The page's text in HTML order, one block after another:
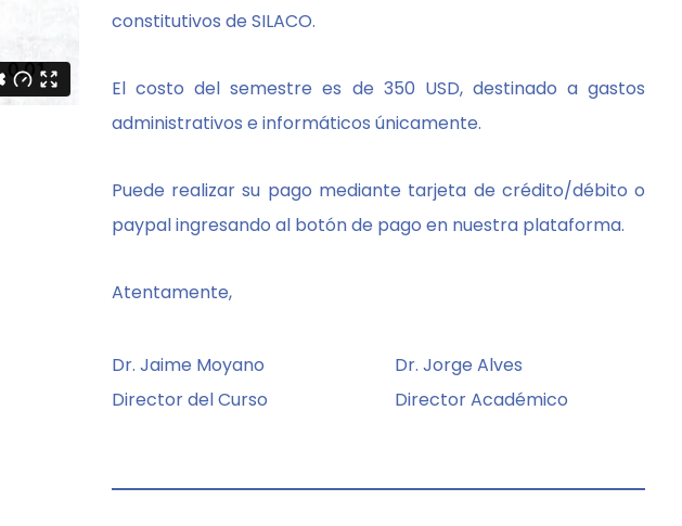
constitutivos de SILACO.
El costo del semestre es de 350 USD, destinado a gastos
administrativos e informáticos únicamente.
Puede realizar su pago mediante tarjeta de crédito/débito o
paypal ingresando al botón de pago en nuestra plataforma.
Atentamente,
Dr. Jaime Moyano
Director del Curso
Dr. Jorge Alves
Director Académico